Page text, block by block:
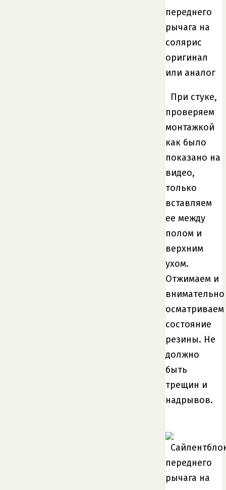
При стуке,
проверяем
монтажкой
как было
показано на
видео,
только
вставляем
ее между
полом и
верхним
ухом.
Отжимаем и
внимательно
осматриваем
состояние
резины. Не
должно
быть
трещин и
надрывов.